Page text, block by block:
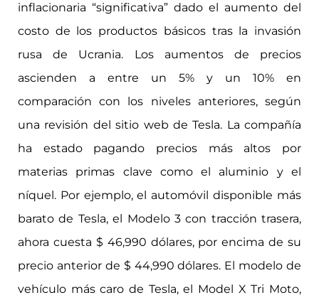
inflacionaria “significativa” dado el aumento del
costo de los productos básicos tras la invasión
rusa de Ucrania. Los aumentos de precios
ascienden a entre un 5% y un 10% en
comparación con los niveles anteriores, según
una revisión del sitio web de Tesla. La compañía
ha estado pagando precios más altos por
materias primas clave como el aluminio y el
níquel. Por ejemplo, el automóvil disponible más
barato de Tesla, el Modelo 3 con tracción trasera,
ahora cuesta $ 46,990 dólares, por encima de su
precio anterior de $ 44,990 dólares. El modelo de
vehículo más caro de Tesla, el Model X Tri Moto,